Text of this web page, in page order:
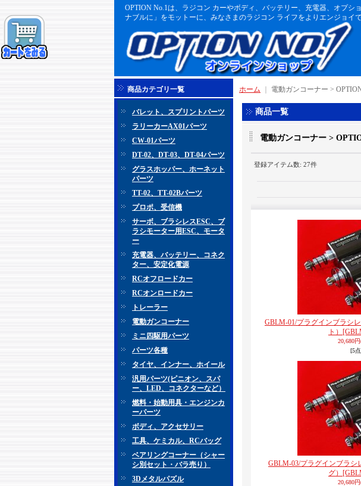
OPTION No.1は、ラジコン カーやボディ、バッテリー、充電器、オプ
ナブルに」をモットーに、みなさまのラジコン ライフをよりエンジョイ
商品カテゴリ一覧
バレット、スプリントパーツ
ラリーカーAX01パーツ
CW-01パーツ
DT-02、DT-03、DT-04パーツ
グラスホッパー、ホーネット
パーツ
TT-02、TT-02Bパーツ
プロポ、受信機
サーボ、ブラシレスESC、ブ
ラシモーター用ESC、モータ
ー
充電器、バッテリー、コネク
ター、安定化電源
RCオフロードカー
RCオンロードカー
トレーラー
電動ガンコーナー
ミニ四駆用パーツ
パーツ各種
タイヤ、インナー、ホイール
汎用パーツ(ピニオン、スパ
ー、LED、コネクターなど）
燃料・始動用具・エンジンカ
ーパーツ
ボディ、アクセサリー
工具、ケミカル、RCバッグ
ベアリングコーナー（シャー
シ別セット・バラ売り）
3Dメタルパズル
ホーム 電動ガンコーナー >
商品一覧
電動ガンコーナー >
登録アイテム数: 27件
GBLM-01/プラグインブラシ
ト）
20,680円
[5
GBLM-03/プラグインブラシ
グ）
20,680円